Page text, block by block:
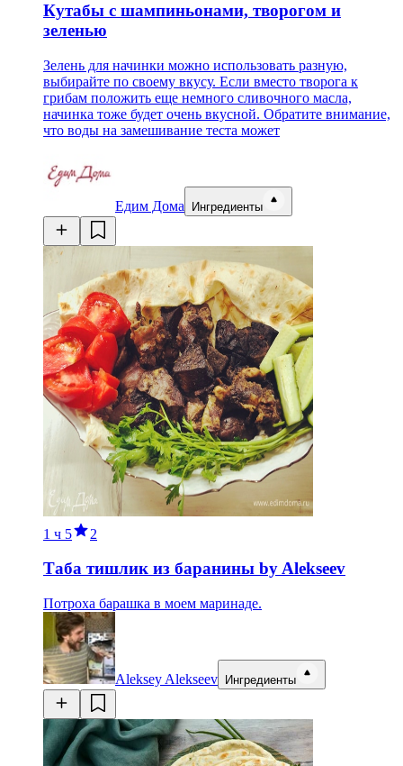
Кутабы с шампиньонами, творогом и
зеленью
Зелень для начинки можно использовать разную,
выбирайте по своему вкусу. Если вместо творога к
грибам положить еще немного сливочного масла,
начинка тоже будет очень вкусной. Обратите внимание,
что воды на замешивание теста может
Едим Дома Ингредиенты
1 ч 5 2
Таба тишлик из баранины by Alekseev
Потроха барашка в моем маринаде.
Aleksey Alekseev Ингредиенты